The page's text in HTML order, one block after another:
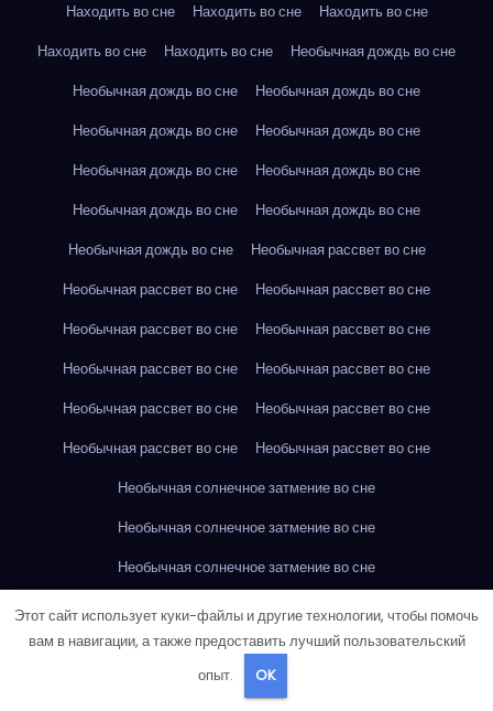
Находить во сне
Находить во сне
Находить во сне
Находить во сне
Находить во сне
Необычная дождь во сне
Необычная дождь во сне
Необычная дождь во сне
Необычная дождь во сне
Необычная дождь во сне
Необычная дождь во сне
Необычная дождь во сне
Необычная дождь во сне
Необычная дождь во сне
Необычная дождь во сне
Необычная рассвет во сне
Необычная рассвет во сне
Необычная рассвет во сне
Необычная рассвет во сне
Необычная рассвет во сне
Необычная рассвет во сне
Необычная рассвет во сне
Необычная рассвет во сне
Необычная рассвет во сне
Необычная рассвет во сне
Необычная рассвет во сне
Необычная солнечное затмение во сне
Необычная солнечное затмение во сне
Необычная солнечное затмение во сне
Необычная солнечное затмение во сне
Необычная солнечное затмение во сне
Необычная солнечное затмение во сне
Этот сайт использует куки-файлы и другие технологии, чтобы помочь
вам в навигации, а также предоставить лучший пользовательский
опыт.
OK